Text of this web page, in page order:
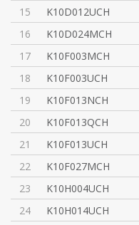
15
K10D012UCH
16
K10D024MCH
17
K10F003MCH
18
K10F003UCH
19
K10F013NCH
20
K10F013QCH
21
K10F013UCH
22
K10F027MCH
23
K10H004UCH
24
K10H014UCH